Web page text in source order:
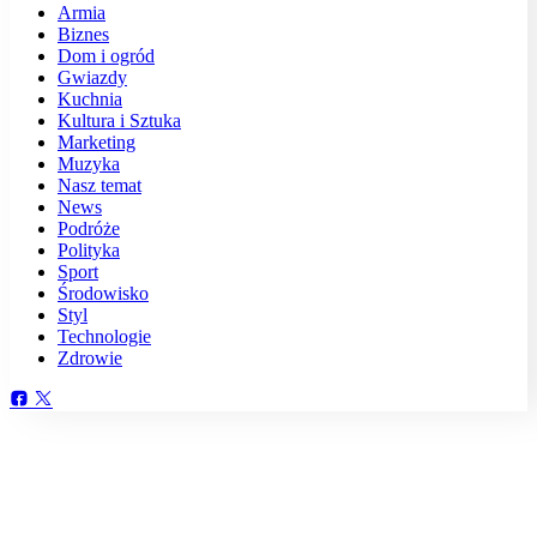
Armia
Biznes
Dom i ogród
Gwiazdy
Kuchnia
Kultura i Sztuka
Marketing
Muzyka
Nasz temat
News
Podróże
Polityka
Sport
Środowisko
Styl
Technologie
Zdrowie